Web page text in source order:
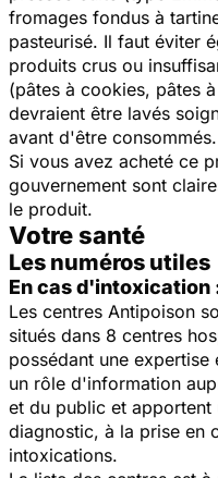
fromages fondus à
pasteurisé. Il faut éviter
produits crus ou
(pâtes à cookies, pâtes
devraient être lavés
avant d'être consommés.
Si vous avez acheté ce
gouvernement sont
le produit.
Votre santé
Les numéros utiles
En cas d'intoxication
Les centres Antipoison
situés dans 8 centres
possédant une
un rôle d'information
et du public et apportent
diagnostic, à la prise en
intoxications.